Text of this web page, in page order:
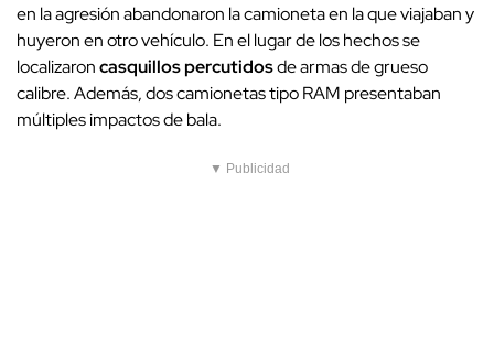
en la agresión abandonaron la camioneta en la que viajaban y
huyeron en otro vehículo. En el lugar de los hechos se
localizaroncasquillos percutidosde armas de grueso
calibre. Además, dos camionetas tipo RAM presentaban
múltiples impactos de bala.
▼ Publicidad